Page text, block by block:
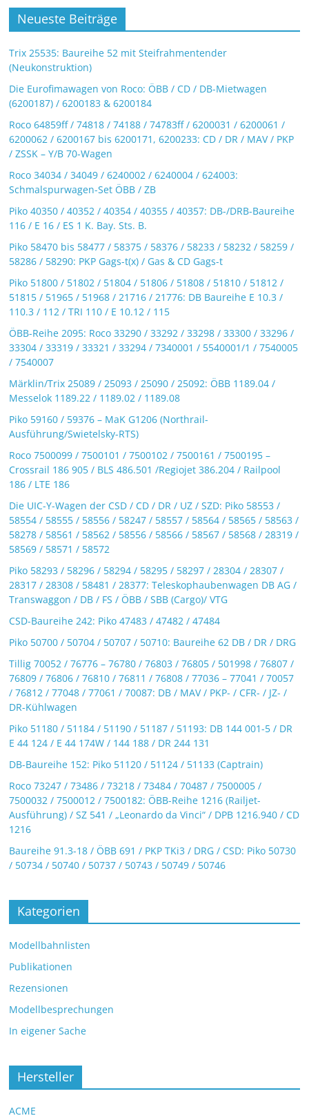
Neueste Beiträge
Trix 25535: Baureihe 52 mit Steifrahmentender
(Neukonstruktion)
Die Eurofimawagen von Roco: ÖBB / CD / DB-Mietwagen
(6200187) / 6200183 & 6200184
Roco 64859ff / 74818 / 74188 / 74783ff / 6200031 / 6200061 /
6200062 / 6200167 bis 6200171, 6200233: CD / DR / MAV / PKP
/ ZSSK – Y/B 70-Wagen
Roco 34034 / 34049 / 6240002 / 6240004 / 624003:
Schmalspurwagen-Set ÖBB / ZB
Piko 40350 / 40352 / 40354 / 40355 / 40357: DB-/DRB-Baureihe
116 / E 16 / ES 1 K. Bay. Sts. B.
Piko 58470 bis 58477 / 58375 / 58376 / 58233 / 58232 / 58259 /
58286 / 58290: PKP Gags-t(x) / Gas & CD Gags-t
Piko 51800 / 51802 / 51804 / 51806 / 51808 / 51810 / 51812 /
51815 / 51965 / 51968 / 21716 / 21776: DB Baureihe E 10.3 /
110.3 / 112 / TRI 110 / E 10.12 / 115
ÖBB-Reihe 2095: Roco 33290 / 33292 / 33298 / 33300 / 33296 /
33304 / 33319 / 33321 / 33294 / 7340001 / 5540001/1 / 7540005
/ 7540007
Märklin/Trix 25089 / 25093 / 25090 / 25092: ÖBB 1189.04 /
Messelok 1189.22 / 1189.02 / 1189.08
Piko 59160 / 59376 – MaK G1206 (Northrail-
Ausführung/Swietelsky-RTS)
Roco 7500099 / 7500101 / 7500102 / 7500161 / 7500195 –
Crossrail 186 905 / BLS 486.501 /Regiojet 386.204 / Railpool
186 / LTE 186
Die UIC-Y-Wagen der CSD / CD / DR / UZ / SZD: Piko 58553 /
58554 / 58555 / 58556 / 58247 / 58557 / 58564 / 58565 / 58563 /
58278 / 58561 / 58562 / 58556 / 58566 / 58567 / 58568 / 28319 /
58569 / 58571 / 58572
Piko 58293 / 58296 / 58294 / 58295 / 58297 / 28304 / 28307 /
28317 / 28308 / 58481 / 28377: Teleskophaubenwagen DB AG /
Transwaggon / DB / FS / ÖBB / SBB (Cargo)/ VTG
CSD-Baureihe 242: Piko 47483 / 47482 / 47484
Piko 50700 / 50704 / 50707 / 50710: Baureihe 62 DB / DR / DRG
Tillig 70052 / 76776 – 76780 / 76803 / 76805 / 501998 / 76807 /
76809 / 76806 / 76810 / 76811 / 76808 / 77036 – 77041 / 70057
/ 76812 / 77048 / 77061 / 70087: DB / MAV / PKP- / CFR- / JZ- /
DR-Kühlwagen
Piko 51180 / 51184 / 51190 / 51187 / 51193: DB 144 001-5 / DR
E 44 124 / E 44 174W / 144 188 / DR 244 131
DB-Baureihe 152: Piko 51120 / 51124 / 51133 (Captrain)
Roco 73247 / 73486 / 73218 / 73484 / 70487 / 7500005 /
7500032 / 7500012 / 7500182: ÖBB-Reihe 1216 (Railjet-
Ausführung) / SZ 541 / „Leonardo da Vinci“ / DPB 1216.940 / CD
1216
Baureihe 91.3-18 / ÖBB 691 / PKP TKi3 / DRG / CSD: Piko 50730
/ 50734 / 50740 / 50737 / 50743 / 50749 / 50746
Kategorien
Modellbahnlisten
Publikationen
Rezensionen
Modellbesprechungen
In eigener Sache
Hersteller
ACME